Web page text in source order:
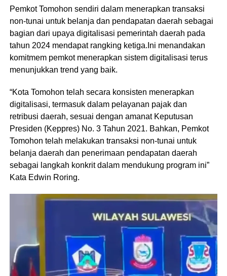
Pemkot Tomohon sendiri dalam menerapkan transaksi
non-tunai untuk belanja dan pendapatan daerah sebagai
bagian dari upaya digitalisasi pemerintah daerah pada
tahun 2024 mendapat rangking ketiga.Ini menandakan
komitmem pemkot menerapkan sistem digitalisasi terus
menunjukkan trend yang baik.
“Kota Tomohon telah secara konsisten menerapkan
digitalisasi, termasuk dalam pelayanan pajak dan
retribusi daerah, sesuai dengan amanat Keputusan
Presiden (Keppres) No. 3 Tahun 2021. Bahkan, Pemkot
Tomohon telah melakukan transaksi non-tunai untuk
belanja daerah dan penerimaan pendapatan daerah
sebagai langkah konkrit dalam mendukung program ini”
Kata Edwin Roring.